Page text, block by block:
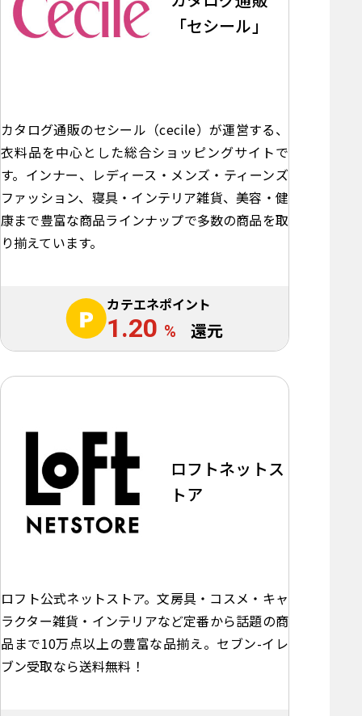
「セシール」
カタログ通販のセシール（cecile）が運営する、
衣料品を中心とした総合ショッピングサイトで
す。インナー、レディース・メンズ・ティーンズ
ファッション、寝具・インテリア雑貨、美容・健
康まで豊富な商品ラインナップで多数の商品を取
り揃えています。
カテエネポイント
1.20 % 還元
ロフトネットス
トア
ロフト公式ネットストア。文房具・コスメ・キャ
ラクター雑貨・インテリアなど定番から話題の商
品まで10万点以上の豊富な品揃え。セブン-イレ
ブン受取なら送料無料！